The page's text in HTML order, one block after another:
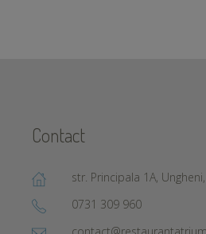
Contact
str. Principala 1A,
0731 309 960